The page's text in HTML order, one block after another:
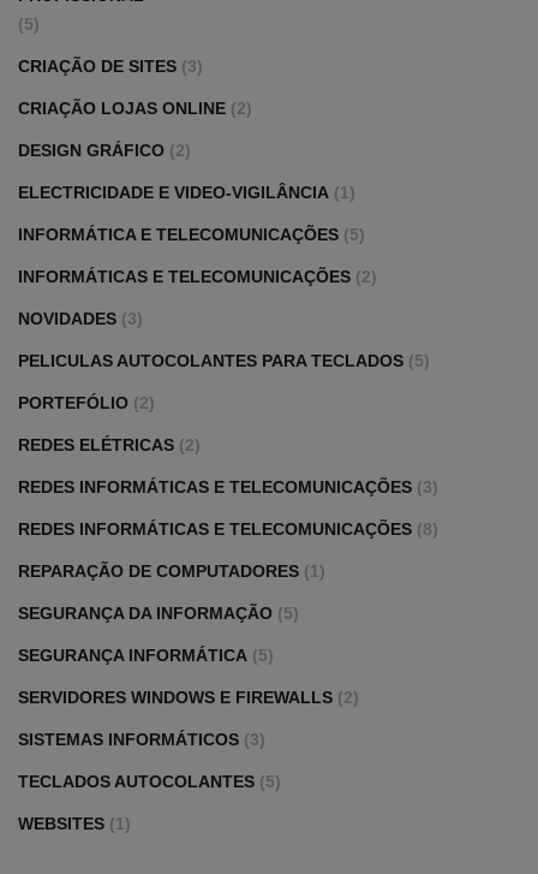
(5)
CRIAÇÃO DE SITES (3)
CRIAÇÃO LOJAS ONLINE (2)
DESIGN GRÁFICO (2)
ELECTRICIDADE E VIDEO-VIGILÂNCIA (1)
INFORMÁTICA E TELECOMUNICAÇÕES (5)
INFORMÁTICAS E TELECOMUNICAÇÕES (2)
NOVIDADES (3)
PELICULAS AUTOCOLANTES PARA TECLADOS (5)
PORTEFÓLIO (2)
REDES ELÉTRICAS (2)
REDES INFORMÁTICAS E TELECOMUNICAÇÕES (3)
REDES INFORMÁTICAS E TELECOMUNICAÇÕES (8)
REPARAÇÃO DE COMPUTADORES (1)
SEGURANÇA DA INFORMAÇÃO (5)
SEGURANÇA INFORMÁTICA (5)
SERVIDORES WINDOWS E FIREWALLS (2)
SISTEMAS INFORMÁTICOS (3)
TECLADOS AUTOCOLANTES (5)
WEBSITES (1)